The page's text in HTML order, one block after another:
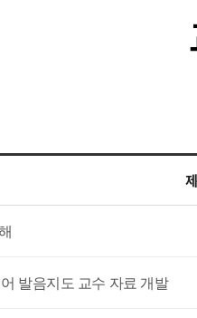
발음지도 교수 자료 개발